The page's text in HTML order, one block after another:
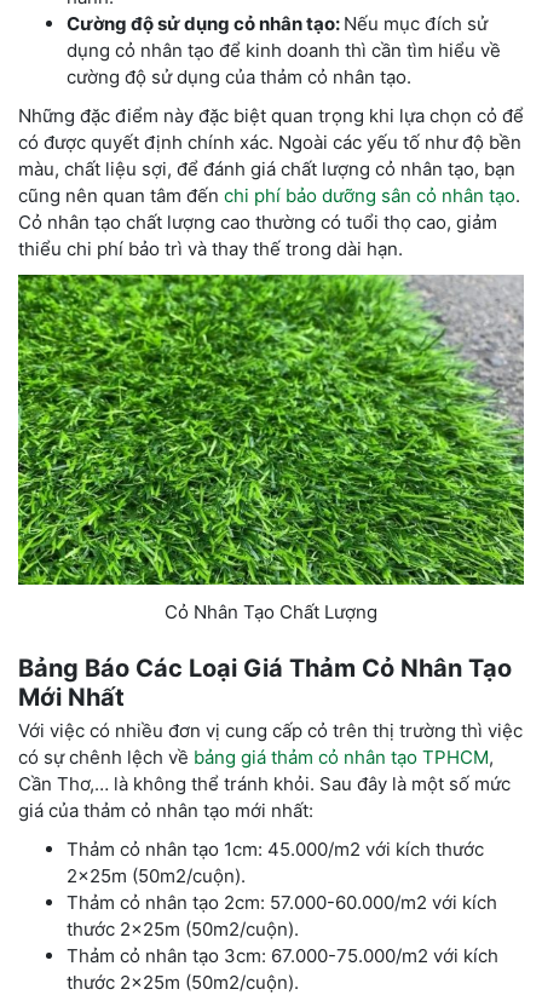
Cường độ sử dụng cỏ nhân tạo: Nếu mục đích sử
dụng cỏ nhân tạo để kinh doanh thì cần tìm hiểu về
cường độ sử dụng của thảm cỏ nhân tạo.
Những đặc điểm này đặc biệt quan trọng khi lựa chọn cỏ để
có được quyết định chính xác. Ngoài các yếu tố như độ bền
màu, chất liệu sợi, để đánh giá chất lượng cỏ nhân tạo, bạn
cũng nên quan tâm đến chi phí bảo dưỡng sân cỏ nhân tạo.
Cỏ nhân tạo chất lượng cao thường có tuổi thọ cao, giảm
thiểu chi phí bảo trì và thay thế trong dài hạn.
Cỏ Nhân Tạo Chất Lượng
Bảng Báo Các Loại Giá Thảm Cỏ Nhân Tạo
Mới Nhất
Với việc có nhiều đơn vị cung cấp cỏ trên thị trường thì việc
có sự chênh lệch về bảng giá thảm cỏ nhân tạo TPHCM,
Cần Thơ,… là không thể tránh khỏi. Sau đây là một số mức
giá của thảm cỏ nhân tạo mới nhất:
Thảm cỏ nhân tạo 1cm: 45.000/m2 với kích thước
2x25m (50m2/cuộn).
Thảm cỏ nhân tạo 2cm: 57.000-60.000/m2 với kích
thước 2x25m (50m2/cuộn).
Thảm cỏ nhân tạo 3cm: 67.000-75.000/m2 với kích
thước 2x25m (50m2/cuộn).